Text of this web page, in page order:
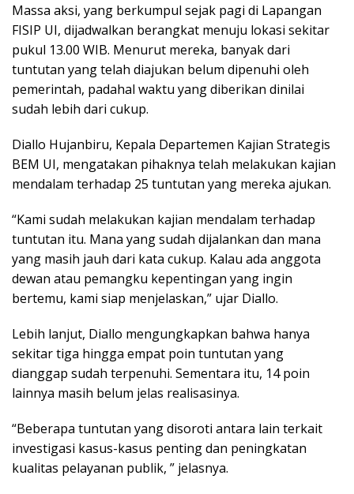
Massa aksi, yang berkumpul sejak pagi di Lapangan
FISIP UI, dijadwalkan berangkat menuju lokasi sekitar
pukul 13.00 WIB. Menurut mereka, banyak dari
tuntutan yang telah diajukan belum dipenuhi oleh
pemerintah, padahal waktu yang diberikan dinilai
sudah lebih dari cukup.
Diallo Hujanbiru, Kepala Departemen Kajian Strategis
BEM UI, mengatakan pihaknya telah melakukan kajian
mendalam terhadap 25 tuntutan yang mereka ajukan.
“Kami sudah melakukan kajian mendalam terhadap
tuntutan itu. Mana yang sudah dijalankan dan mana
yang masih jauh dari kata cukup. Kalau ada anggota
dewan atau pemangku kepentingan yang ingin
bertemu, kami siap menjelaskan,” ujar Diallo.
Lebih lanjut, Diallo mengungkapkan bahwa hanya
sekitar tiga hingga empat poin tuntutan yang
dianggap sudah terpenuhi. Sementara itu, 14 poin
lainnya masih belum jelas realisasinya.
“Beberapa tuntutan yang disoroti antara lain terkait
investigasi kasus-kasus penting dan peningkatan
kualitas pelayanan publik, ” jelasnya.